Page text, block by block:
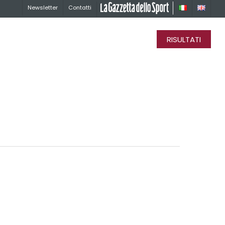
Newsletter Contatti La Gazzetta dello Sport
RISULTATI